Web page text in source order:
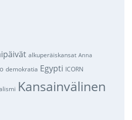
alkuperäiskansat Anna
demokratia Egypti ICORN
Kansainvälinen